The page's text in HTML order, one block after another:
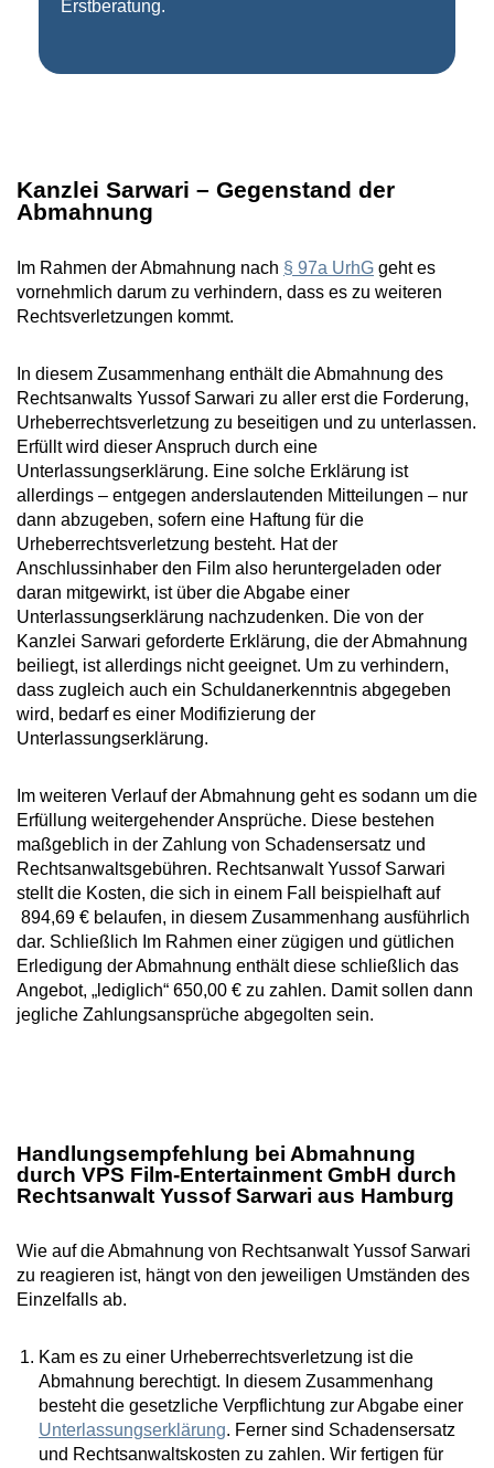
Erstberatung.
Kanzlei Sarwari – Gegenstand der
Abmahnung
Im Rahmen der Abmahnung nach § 97a UrhG geht es
vornehmlich darum zu verhindern, dass es zu weiteren
Rechtsverletzungen kommt.
In diesem Zusammenhang enthält die Abmahnung des
Rechtsanwalts Yussof Sarwari zu aller erst die Forderung,
Urheberrechtsverletzung zu beseitigen und zu unterlassen.
Erfüllt wird dieser Anspruch durch eine
Unterlassungserklärung. Eine solche Erklärung ist
allerdings – entgegen anderslautenden Mitteilungen – nur
dann abzugeben, sofern eine Haftung für die
Urheberrechtsverletzung besteht. Hat der
Anschlussinhaber den Film also heruntergeladen oder
daran mitgewirkt, ist über die Abgabe einer
Unterlassungserklärung nachzudenken. Die von der
Kanzlei Sarwari geforderte Erklärung, die der Abmahnung
beiliegt, ist allerdings nicht geeignet. Um zu verhindern,
dass zugleich auch ein Schuldanerkenntnis abgegeben
wird, bedarf es einer Modifizierung der
Unterlassungserklärung.
Im weiteren Verlauf der Abmahnung geht es sodann um die
Erfüllung weitergehender Ansprüche. Diese bestehen
maßgeblich in der Zahlung von Schadensersatz und
Rechtsanwaltsgebühren. Rechtsanwalt Yussof Sarwari
stellt die Kosten, die sich in einem Fall beispielhaft auf
894,69 € belaufen, in diesem Zusammenhang ausführlich
dar. Schließlich Im Rahmen einer zügigen und gütlichen
Erledigung der Abmahnung enthält diese schließlich das
Angebot, „lediglich“ 650,00 € zu zahlen. Damit sollen dann
jegliche Zahlungsansprüche abgegolten sein.
Handlungsempfehlung bei Abmahnung
durch VPS Film-Entertainment GmbH durch
Rechtsanwalt Yussof Sarwari aus Hamburg
Wie auf die Abmahnung von Rechtsanwalt Yussof Sarwari
zu reagieren ist, hängt von den jeweiligen Umständen des
Einzelfalls ab.
Kam es zu einer Urheberrechtsverletzung ist die
Abmahnung berechtigt. In diesem Zusammenhang
besteht die gesetzliche Verpflichtung zur Abgabe einer
Unterlassungserklärung. Ferner sind Schadensersatz
und Rechtsanwaltskosten zu zahlen. Wir fertigen für